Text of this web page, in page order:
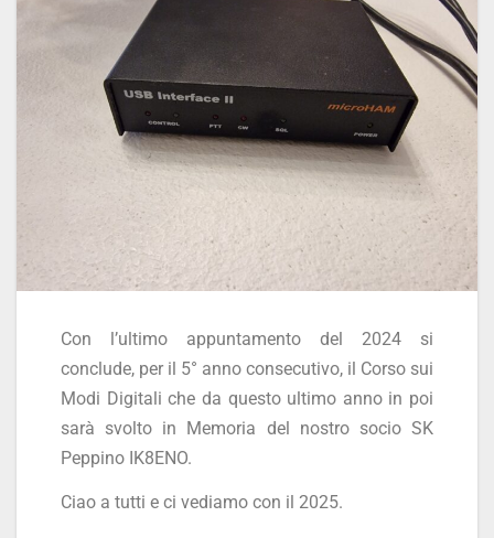
Con l’ultimo appuntamento del 2024 si
conclude, per il 5° anno consecutivo, il Corso sui
Modi Digitali che da questo ultimo anno in poi
sarà svolto in Memoria del nostro socio SK
Peppino IK8ENO.
Ciao a tutti e ci vediamo con il 2025.